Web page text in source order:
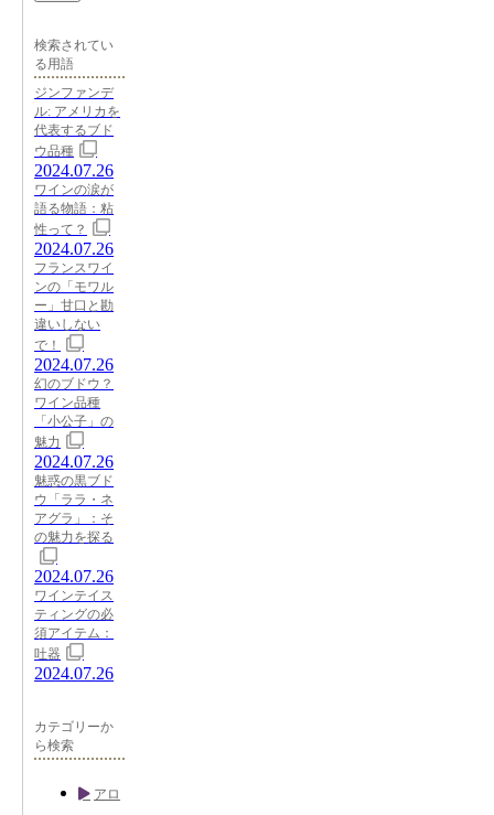
検索されてい
る用語
ジンファンデ
ル: アメリカを
代表するブド
ウ品種
2024.07.26
ワインの涙が
語る物語：粘
性って？
2024.07.26
フランスワイ
ンの「モワル
ー」甘口と勘
違いしない
で！
2024.07.26
幻のブドウ？
ワイン品種
「小公子」の
魅力
2024.07.26
魅惑の黒ブド
ウ「ララ・ネ
アグラ」：そ
の魅力を探る
2024.07.26
ワインテイス
ティングの必
須アイテム：
吐器
2024.07.26
カテゴリーか
ら検索
アロ